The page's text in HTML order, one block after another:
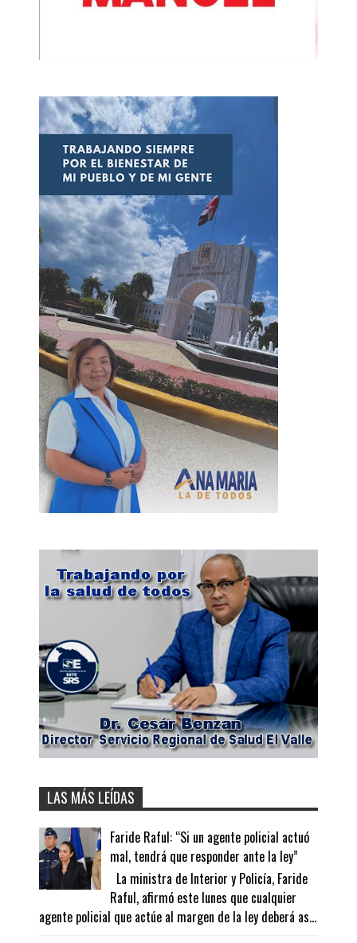
LAS MÁS LEÍDAS
Faride Raful: “Si un agente policial actuó
mal, tendrá que responder ante la ley”
La ministra de Interior y Policía, Faride
Raful, afirmó este lunes que cualquier
agente policial que actúe al margen de la ley deberá as...